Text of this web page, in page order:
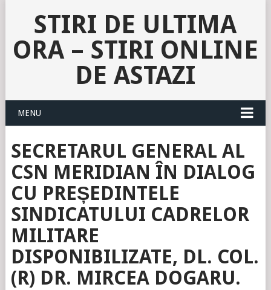
STIRI DE ULTIMA
ORA – STIRI ONLINE
DE ASTAZI
MENU
SECRETARUL GENERAL AL
CSN MERIDIAN ÎN DIALOG
CU PREȘEDINTELE
SINDICATULUI CADRELOR
MILITARE
DISPONIBILIZATE, DL. COL.
(R) DR. MIRCEA DOGARU.